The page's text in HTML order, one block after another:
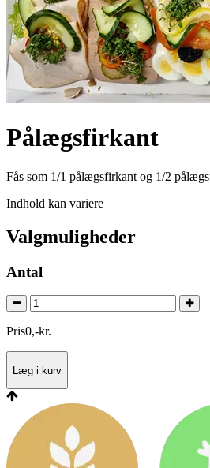
Pålægsfirkant
Fås som 1/1 pålægsfirkant og 1/2
Indhold kan variere
Valgmuligheder
Antal
Pris0,-kr.
Læg i kurv